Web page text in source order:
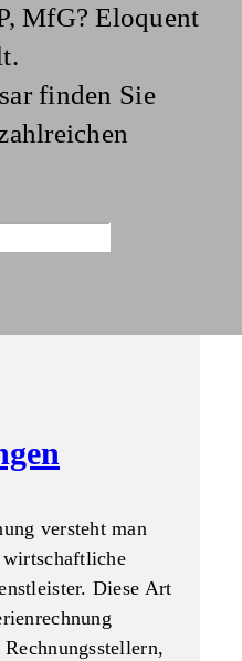
MfG? Eloquent
finden Sie
versteht man
wirtschaftliche
Diese Art